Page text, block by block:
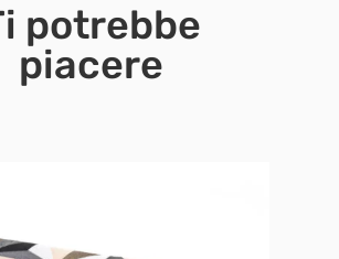
potrebbe
piacere